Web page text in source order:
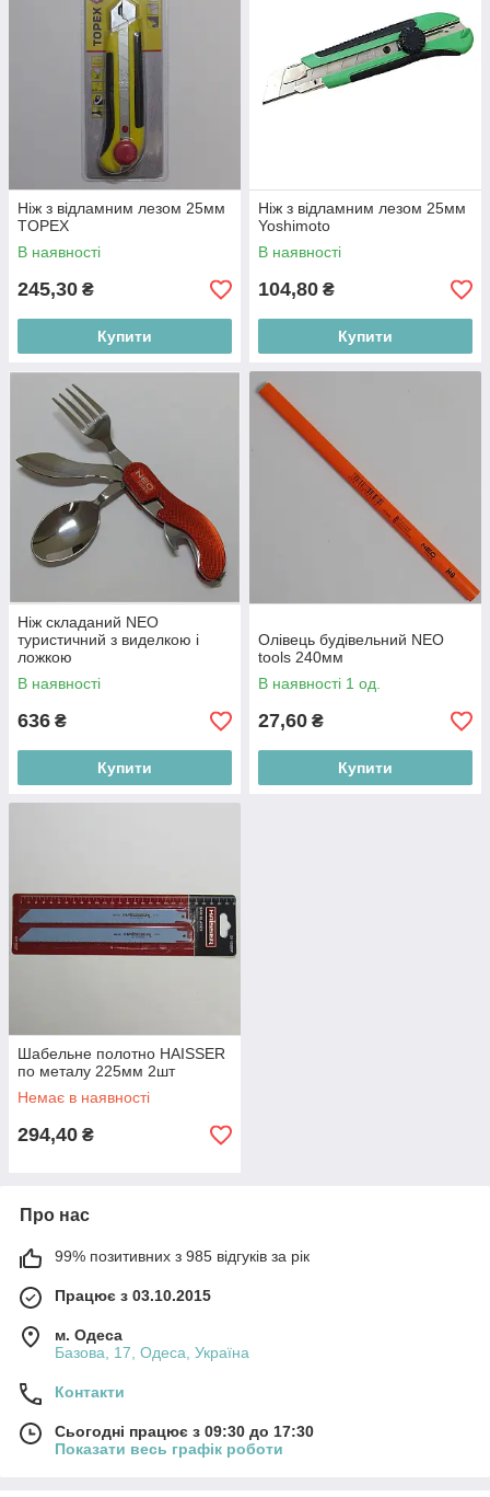
Ніж з відламним лезом 25мм
TOPEX
В наявності
245,30 ₴
Купити
Ніж з відламним лезом 25мм
Yoshimoto
В наявності
104,80 ₴
Купити
Ніж складаний NEO
туристичний з виделкою і
ложкою
В наявності
636 ₴
Купити
Олівець будівельний NEO
tools 240мм
В наявності 1 од.
27,60 ₴
Купити
Шабельне полотно HAISSER
по металу 225мм 2шт
Немає в наявності
294,40 ₴
Про нас
99% позитивних з 985 відгуків за рік
Працює з 03.10.2015
м. Одеса
Базова, 17, Одеса, Україна
Контакти
Сьогодні працює з 09:30 до 17:30
Показати весь графік роботи